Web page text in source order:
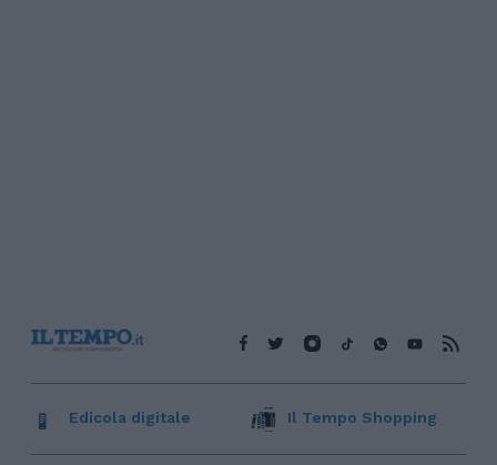
Edicola digitale Il Tempo Shopping